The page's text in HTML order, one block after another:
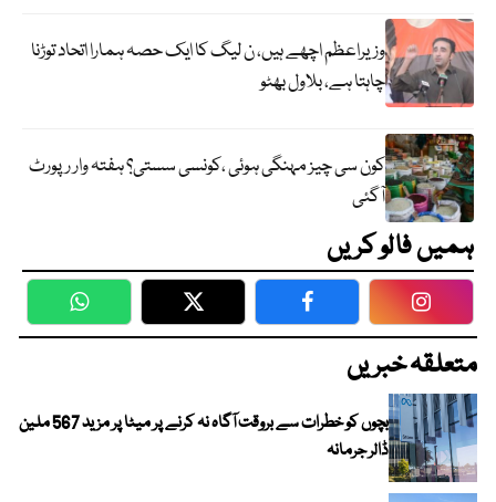
وزیراعظم اچھے ہیں، ن لیگ کا ایک حصہ ہمارا اتحاد توڑنا
چاہتا ہے، بلاول بھٹو
کون سی چیز مہنگی ہوئی ،کونسی سستی؟ ہفتہ وار رپورٹ
آگئی
ہمیں فالو کریں
WhatsApp Twitter Facebook
متعلقہ خبریں
بچوں کو خطرات سے بروقت آگاہ نہ کرنے پر میٹا پر مزید 567 ملین
ڈالر جرمانہ